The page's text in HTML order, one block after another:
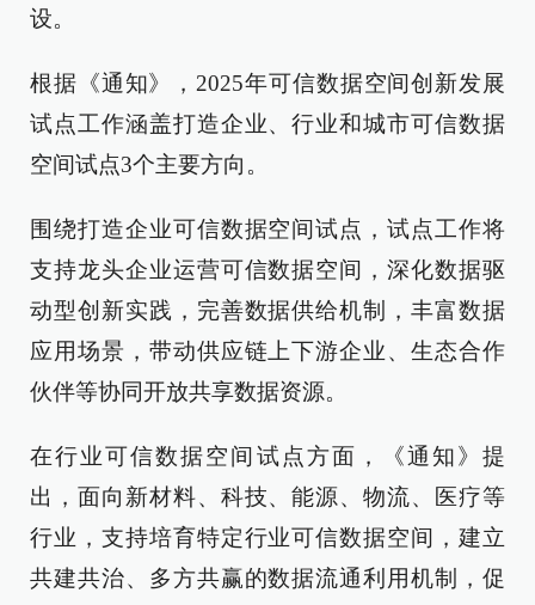
设。
根据《通知》，2025年可信数据空间创新发展
试点工作涵盖打造企业、行业和城市可信数据
空间试点3个主要方向。
围绕打造企业可信数据空间试点，试点工作将
支持龙头企业运营可信数据空间，深化数据驱
动型创新实践，完善数据供给机制，丰富数据
应用场景，带动供应链上下游企业、生态合作
伙伴等协同开放共享数据资源。
在行业可信数据空间试点方面，《通知》提
出，面向新材料、科技、能源、物流、医疗等
行业，支持培育特定行业可信数据空间，建立
共建共治、多方共赢的数据流通利用机制，促